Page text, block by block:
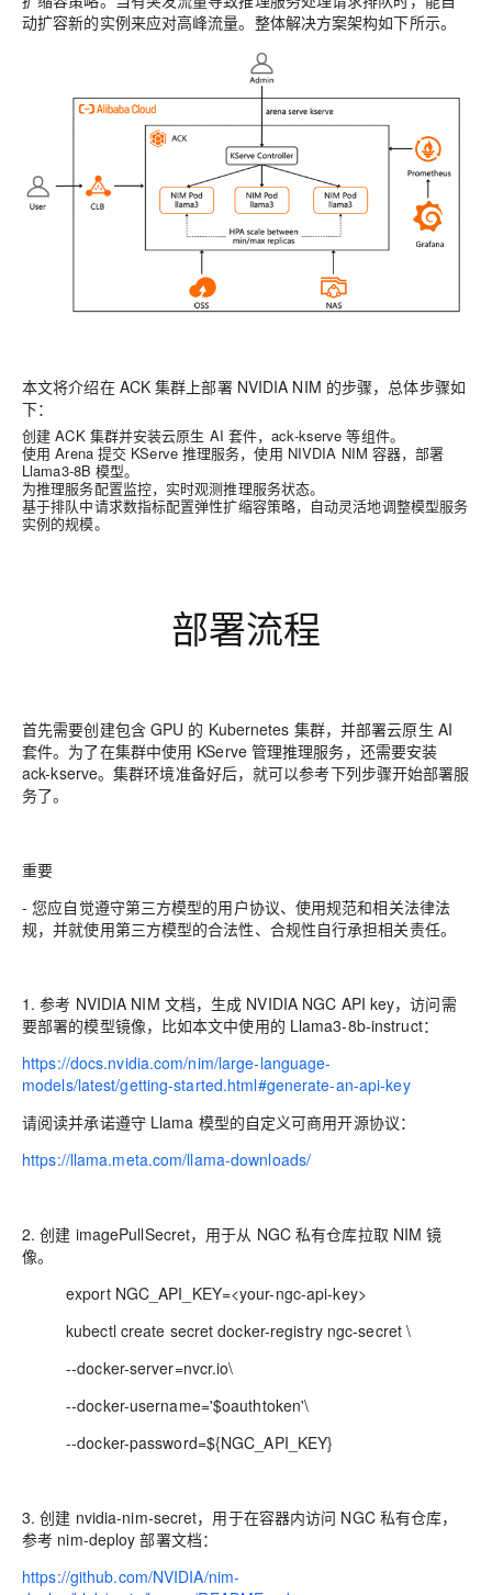
动扩容新的实例来应对高峰流量。整体解决方案架构如下所示。
本文将介绍在 ACK 集群上部署 NVIDIA NIM 的步骤，总体步骤如
下：
创建 ACK 集群并安装云原生 AI 套件，ack-kserve 等组件。
使用 Arena 提交 KServe 推理服务，使用 NIVDIA NIM 容器，部署
Llama3-8B 模型。
为推理服务配置监控，实时观测推理服务状态。
基于排队中请求数指标配置弹性扩缩容策略，自动灵活地调整模型服务
实例的规模。
部署流程
首先需要创建包含 GPU 的 Kubernetes 集群，并部署云原生 AI
套件。为了在集群中使用 KServe 管理推理服务，还需要安装
ack-kserve️。集群环境准备好后，就可以参考下列步骤开始部署服
务了。
重要
- 您应自觉遵守第三方模型的用户协议、使用规范和相关法律法
规，并就使用第三方模型的合法性、合规性自行承担相关责任。
1. 参考 NVIDIA NIM 文档，生成 NVIDIA NGC API key，访问需
要部署的模型镜像，比如本文中使用的 Llama3-8b-instruct：
https://docs.nvidia.com/nim/large-language-
models/latest/getting-started.html#generate-an-api-key
请阅读并承诺遵守 Llama 模型的自定义可商用开源协议：
https://llama.meta.com/llama-downloads/
2. 创建 imagePullSecret，用于从 NGC 私有仓库拉取 NIM 镜
像。
export NGC_API_KEY=<your-ngc-api-key>
kubectl create secret docker-registry ngc-secret \
--docker-server=nvcr.io\
--docker-username='$oauthtoken'\
--docker-password=${NGC_API_KEY}
3. 创建 nvidia-nim-secret，用于在容器内访问 NGC 私有仓库，
参考 nim-deploy 部署文档：
https://github.com/NVIDIA/nim-